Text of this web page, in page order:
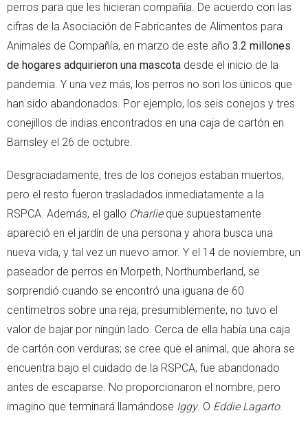
perros para que les hicieran compañía. De acuerdo con las
cifras de la Asociación de Fabricantes de Alimentos para
Animales de Compañía, en marzo de este año 3.2 millones
de hogares adquirieron una mascota desde el inicio de la
pandemia. Y una vez más, los perros no son los únicos que
han sido abandonados. Por ejemplo, los seis conejos y tres
conejillos de indias encontrados en una caja de cartón en
Barnsley el 26 de octubre.
Desgraciadamente, tres de los conejos estaban muertos,
pero el resto fueron trasladados inmediatamente a la
RSPCA. Además, el gallo Charlieque supuestamente
apareció en el jardín de una persona y ahora busca una
nueva vida, y tal vez un nuevo amor. Y el 14 de noviembre, un
paseador de perros en Morpeth, Northumberland, se
sorprendió cuando se encontró una iguana de 60
centímetros sobre una reja; presumiblemente, no tuvo el
valor de bajar por ningún lado. Cerca de ella había una caja
de cartón con verduras; se cree que el animal, que ahora se
encuentra bajo el cuidado de la RSPCA, fue abandonado
antes de escaparse. No proporcionaron el nombre, pero
imagino que terminará llamándose Iggy. O Eddie Lagarto.